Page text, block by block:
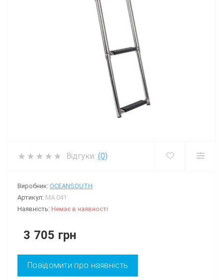
Відгуки: (0)
Виробник: OCEANSOUTH
Артикул: MA 041
Наявність: Немає в наявності
3 705 грн
Повідомити про наявність